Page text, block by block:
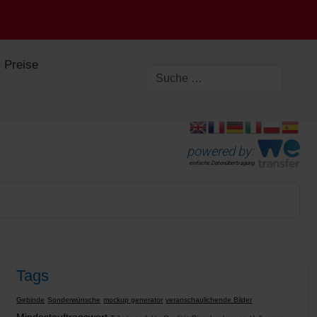
Preise
powered by:
einfache Datenübertragung
Tags
Gebinde Sonderwünsche mockup generator veranschaulichende Bilder